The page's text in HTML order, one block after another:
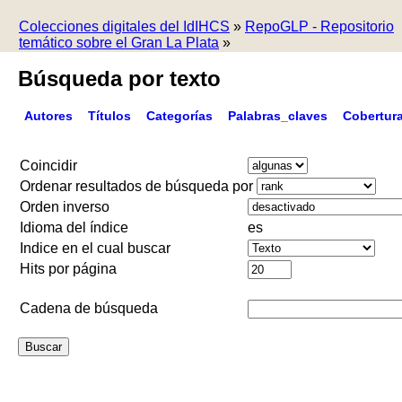
Colecciones digitales del IdIHCS » RepoGLP - Repositorio
temático sobre el Gran La Plata »
Búsqueda por texto
Autores Títulos Categorías Palabras_claves
Coincidir
Ordenar resultados de búsqueda por
Orden inverso
Idioma del índice
es
Indice en el cual buscar
Hits por página
Cadena de búsqueda